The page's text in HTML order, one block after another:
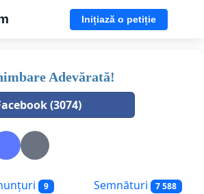
Inițiază o petiție
Adevărată!
(3074)
9 Semnături 7 588